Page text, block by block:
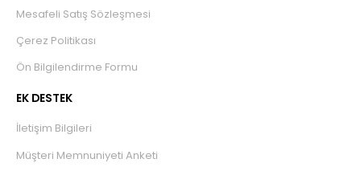
Mesafeli Satış Sözleşmesi
Çerez Politikası
Ön Bilgilendirme Formu
EK DESTEK
İletişim Bilgileri
Müşteri Memnuniyeti Anketi